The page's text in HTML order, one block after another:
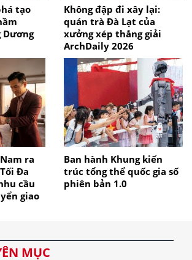
tạo
Dương
Không đập đi xây lại:
quán trà Đà Lạt của
xưởng xép thắng giải
ArchDaily 2026
ra
Đa
cầu
giao
Ban hành Khung kiến
trúc tổng thể quốc gia số
phiên bản 1.0
MỤC